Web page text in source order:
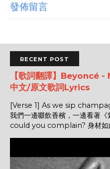
發佈留言
RECENT POST
【歌詞翻譯】Beyoncé
中文/原文歌詞Lyrics
[Verse 1] As we sip
我們一邊啜飲香檳，一邊看著
could you complain? 身材如